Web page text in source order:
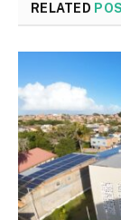
RELATED